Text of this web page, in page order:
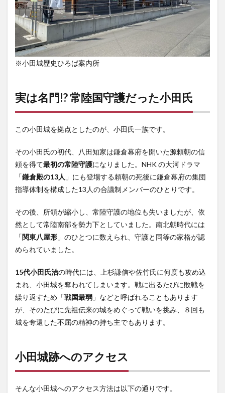
※小田城歴史ひろば案内所
実は名門!? 常陸国守護だった小田氏
この小田城を拠点としたのが、小田氏一族です。
その小田氏の初代、八田知家は鎌倉幕府を開いた源頼朝の信
頼を得て最初の常陸守護になりました。NHK の大河ドラマ
「鎌倉殿の13人 」にも登場する頼朝の死後に鎌倉幕府の集団
指導体制を構成した13人の合議制メンバーのひとりです。
その後、所領が縮小し、常陸守護の地位も失いましたが、依
然として常陸南部を勢力下としていました。南北朝時代には
「関東八屋形 」のひとつに数えられ、守護と同等の家格が認
められていました。
15代小田氏治の時代には、上杉謙信や佐竹氏に何度も攻め込
まれ、小田城を奪われてしまいます。戦に出るたびに敗戦を
繰り返すため「戦国最弱 」などと呼ばれることもあります
が、そのたびに先祖伝来の城をめぐって戦いを挑み、８回も
城を奪還した不屈の精神の持ち主でもあります。
小田城跡へのアクセス
そんな小田城へのアクセス方法は以下の通りです。